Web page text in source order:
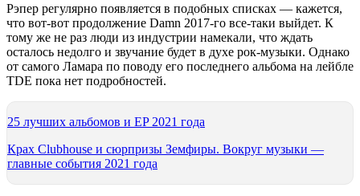
Рэпер регулярно появляется в подобных списках — кажется,
что вот-вот продолжение Damn 2017-го все-таки выйдет. К
тому же не раз люди из индустрии намекали, что ждать
осталось недолго и звучание будет в духе рок-музыки. Однако
от самого Ламара по поводу его последнего альбома на лейбле
TDE пока нет подробностей.
25 лучших альбомов и EP 2021 года
Крах Clubhouse и сюрпризы Земфиры. Вокруг музыки —
главные события 2021 года